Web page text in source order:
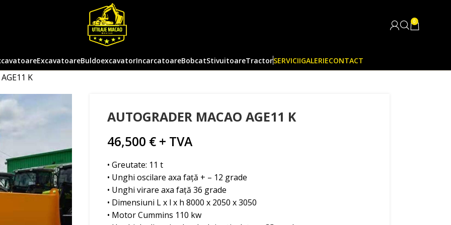
0
ExcavatoareBuldoexcavatorIncarcatoareBobcatStivuitoareTractorSERVICIIGALERIECONTACT
K
AUTOGRADER MACAO AGE11 K
46,500 € + TVA
• Greutate: 11 t
• Unghi oscilare axa față + – 12 grade
• Unghi virare axa față 36 grade
• Dimensiuni L x l x h 8000 x 2050 x 3050
• Motor Cummins 110 kw